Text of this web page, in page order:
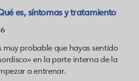
es, síntomas y tratamiento
muy probable que hayas sentido
en la parte interna de la
a entrenar.